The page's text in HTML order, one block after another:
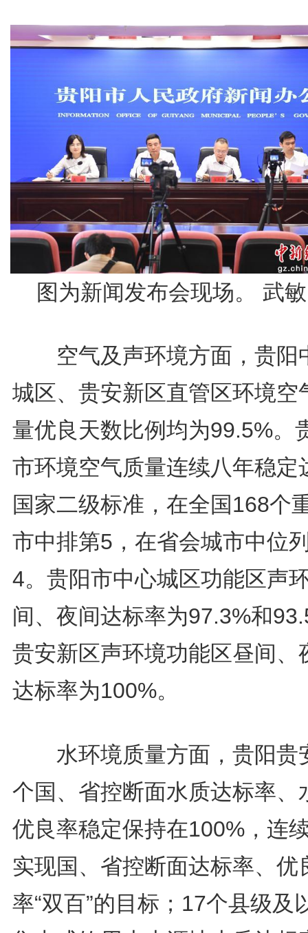
图为新闻发布会现场。 武
空气及声环境方面，贵阳
城区、贵安新区直管区环境空
量优良天数比例均为99.5%。
市环境空气质量连续八年稳定
国家二级标准，在全国168个
市中排第5，在省会城市中位
4。贵阳市中心城区功能区声
间、夜间达标率为97.3%和
贵安新区声环境功能区昼间、
达标率为100%。
水环境质量方面，贵阳贵
个国、省控断面水质达标率、
优良率稳定保持在100%，连
实现国、省控断面达标率、优
率“双百”的目标；17个县级及